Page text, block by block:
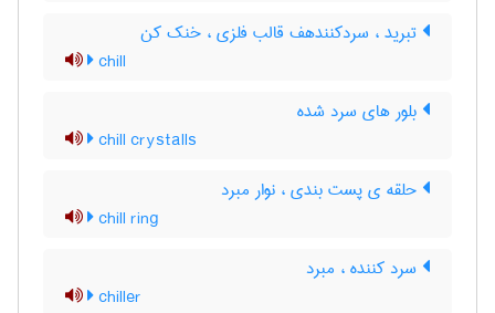
تبرید ، سردکنندهف قالب فلزی ، خنک کن
chill
بلور های سرد شده
chill crystalls
حلقه ی پست بندی ، نوار مبرد
chill ring
سرد کننده ، مبرد
chiller